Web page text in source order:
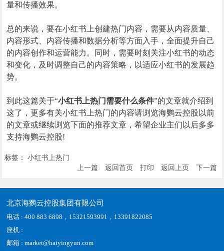
量和传播效果。
总的来说，要在小红书上创建热门内容，需要从内容质量、
内容形式、内容传播和数据分析等方面入手，全面提升自己
的内容创作和运营能力。同时，需要时刻关注小红书的动态
和变化，及时调整自己的内容策略，以适应小红书的发展趋
势。
到此这篇关于“小红书上热门需要什么条件”的文章就介绍到
这了，更多有关小红书上热门的内容请浏览海鹦云控股以前
的文章或继续浏览下面的推荐文章，希望企业主们以后多多
支持海鹦云控股!
标签： 小红书上热门
上一篇
返回首页 打印 返回上页 下一篇
北京海鹦云控股集团有限公司
电话 : 400 883 6898，15321593991，13391822085
座机 :
邮箱 : market@haiyingyun.com